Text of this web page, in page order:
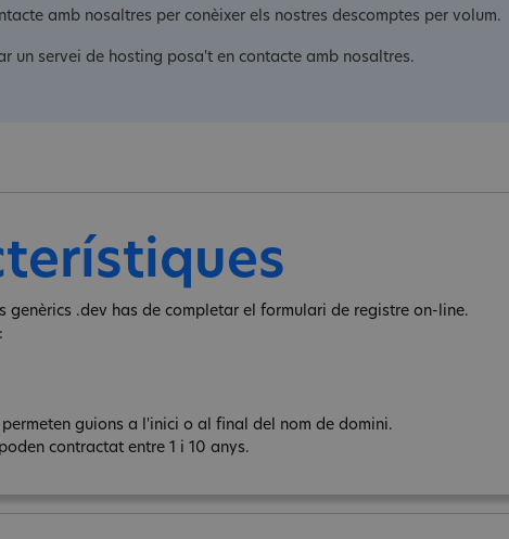
amb nosaltres per conèixer els nostres descomptes per volum.
un servei de hosting posa't en contacte amb nosaltres.
genèrics .dev has de completar el formulari de registre on-line.
permeten guions a l'inici o al final del nom de domini.
contractat entre 1 i 10 anys.